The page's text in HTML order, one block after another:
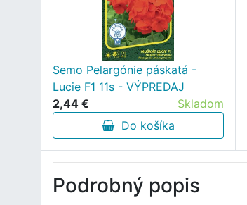
Semo Pelargónie páskatá -
Lucie F1 11s - VÝPREDAJ
2,44 €
Skladom
Do košíka
Podrobný popis